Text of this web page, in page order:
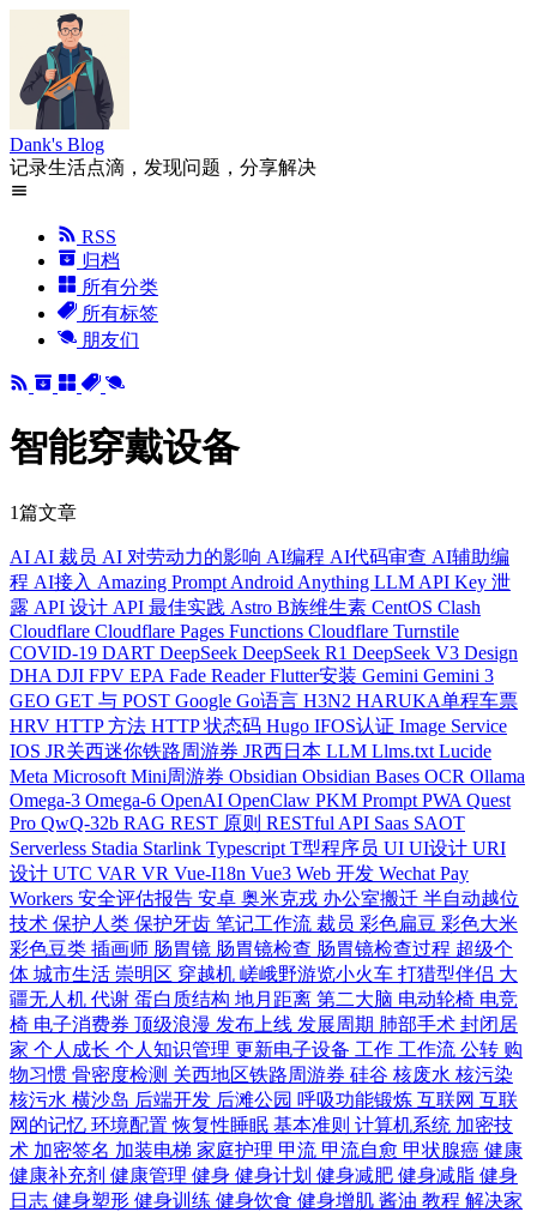
Dank's Blog
记录生活点滴，发现问题，分享解决
RSS
归档
所有分类
所有标签
朋友们
智能穿戴设备
1篇文章
AI AI 裁员 AI 对劳动力的影响 AI编程 AI代码审查 AI辅助编
程 AI接入 Amazing Prompt Android Anything LLM API Key 泄
露 API 设计 API 最佳实践 Astro B族维生素 CentOS Clash
Cloudflare Cloudflare Pages Functions Cloudflare Turnstile
COVID-19 DART DeepSeek DeepSeek R1 DeepSeek V3 Design
DHA DJI FPV EPA Fade ReaderFlutter安装 Gemini Gemini 3
GEO GET 与 POST Google Go语言 H3N2 HARUKA单程车票
HRV HTTP 方法 HTTP 状态码 Hugo IFOS认证 Image Service
IOS JR关西迷你铁路周游券 JR西日本 LLM Llms.txt Lucide
Meta Microsoft Mini周游券 Obsidian Obsidian Bases OCR Ollama
Omega-3 Omega-6 OpenAI OpenClaw PKM Prompt PWA Quest
Pro QwQ-32b RAG REST 原则 RESTful API Saas SAOT
Serverless Stadia Starlink Typescript T型程序员 UI UI设计 URI
设计 UTC VAR VR Vue-I18n Vue3 Web 开发 Wechat Pay
Workers 安全评估报告 安卓 奥米克戎 办公室搬迁 半自动越位
技术 保护人类 保护牙齿 笔记工作流 裁员 彩色扁豆 彩色大米
彩色豆类 插画师 肠胃镜 肠胃镜检查 肠胃镜检查过程 超级个
体 城市生活 崇明区 穿越机 嵯峨野游览小火车 打猎型伴侣 大
疆无人机 代谢 蛋白质结构 地月距离 第二大脑 电动轮椅 电竞
椅 电子消费券 顶级浪漫 发布上线 发展周期 肺部手术 封闭居
家 个人成长 个人知识管理 更新电子设备 工作 工作流 公转 购
物习惯 骨密度检测 关西地区铁路周游券 硅谷 核废水 核污染
核污水 横沙岛 后端开发 后滩公园 呼吸功能锻炼 互联网 互联
网的记忆 环境配置恢复性睡眠 基本准则 计算机系统 加密技
术 加密签名 加装电梯 家庭护理 甲流 甲流自愈 甲状腺癌 健康
健康补充剂 健康管理 健身 健身计划 健身减肥 健身减脂 健身
日志 健身塑形 健身训练 健身饮食 健身增肌 酱油 教程 解决家